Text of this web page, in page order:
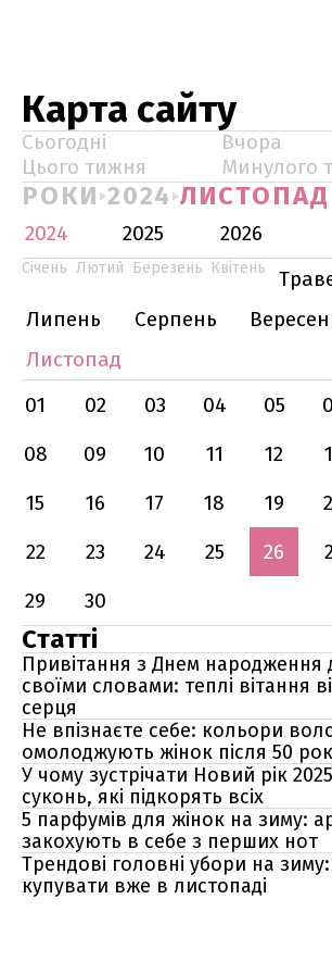
Карта сайту
Сьогодні
Вчора
Цього тижня
Минулого
РОКИ 2024 ЛИСТОПАД
2024 2025 2026
Січень Лютий Березень Квітень
Липень
Серпень
Листопад
01
02 03 04 05
08
09 10 11 12
15
16 17 18 19
22
23 24 25 26
29
30
Статті
Привітання з Днем народження
своїми словами: теплі вітання
серця
Не впізнаєте себе: кольори
омолоджують жінок після 50
У чому зустрічати Новий рік
суконь, які підкорять всіх
5 парфумів для жінок на зиму:
закохують в себе з перших нот
Трендові головні убори на
купувати вже в листопаді